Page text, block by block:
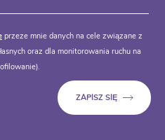
przeze mnie danych na cele związane z
oraz dla monitorowania ruchu na